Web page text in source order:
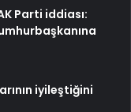
Parti iddiası:
iyileştiğini